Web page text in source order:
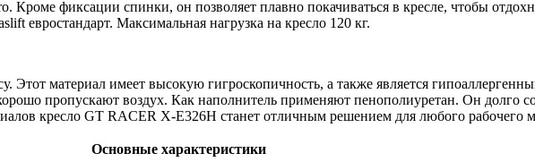
фиксации спинки, он позволяет плавно покачиваться в кресле, чтобы
евростандарт. Максимальная нагрузка на кресло 120 кг.
Этот материал имеет высокую гигроскопичность, а также является
пропускают воздух. Как наполнитель применяют пенополиуретан. Он долго
кресло GT RACER X-E326H станет отличным решением для любого рабочего
Основные характеристики